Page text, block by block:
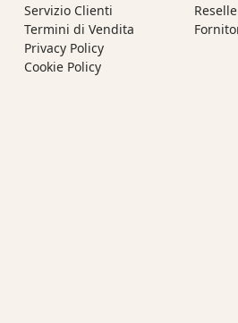
Servizio Clienti
Termini di Vendita
Privacy Policy
Cookie Policy